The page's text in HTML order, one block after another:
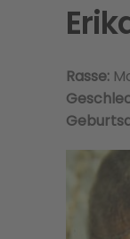
Rasse: